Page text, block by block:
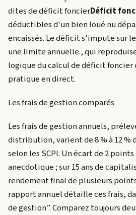
dites dedéficit foncierDéficit
déductibles d'un bien loué nu
encaissés. Le déficit s'impute sur
une limite annuelle., qui
logique du calcul de déficit foncier
pratique en direct.
Les frais de gestion comparés
Les frais de gestion annuels,
distribution, varient de 8 % à 12 %
selon les SCPI. Un écart de 2
anecdotique ; sur 15 ans de
rendement final de plusieurs
rapport annuel détaille ces frais,
de gestion”. Comparez toujours